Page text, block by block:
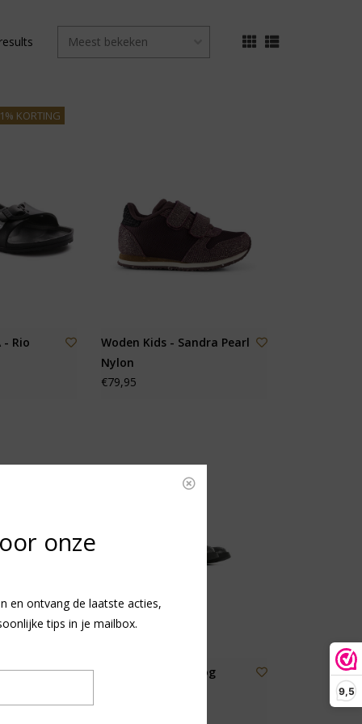
9,5
KORTING
- Rio
Woden Kids - Sandra Pearl
Nylon
€79,95
Rio -
Shoesme laars hoog
onze
en ontvang de laatste acties,
tips in je mailbox.